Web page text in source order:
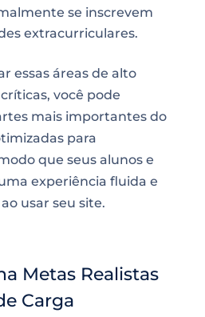
se inscrevem
extracurriculares.
essas áreas de alto
você pode
mais importantes do
para
que seus alunos e
experiência fluida e
usar seu site.
Metas Realistas
Carga